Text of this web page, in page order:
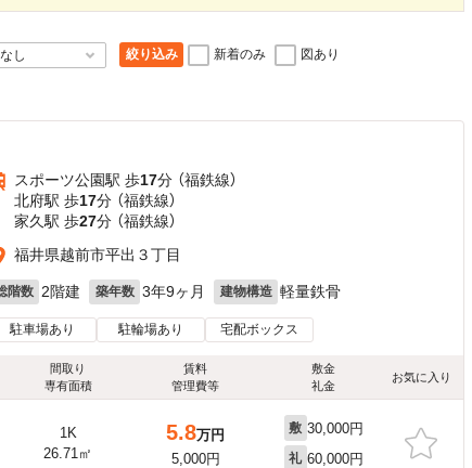
絞り込み 新着のみ 図あり
スポーツ公園駅 歩17分 （福鉄線）
北府駅 歩17分 （福鉄線）
家久駅 歩27分 （福鉄線）
福井県越前市平出３丁目
階数 2階建 築年数 3年9ヶ月 建物構造 軽量鉄骨
駐車場あり 駐輪場あり 宅配ボックス
間取り
専有面積
賃料
管理費等
敷金
礼金
お気に入り
1K
26.71㎡
5.8万円
5,000円
敷 30,000円
礼 60,000円